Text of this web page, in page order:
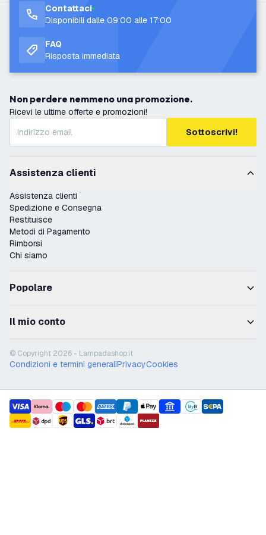
Contattaci
Disponibili dalle 09:00 alle 17:00
FAQ
Risposta immediata
Non perdere nemmeno una promozione.
Ricevi le ultime offerte e promozioni!
Sottoscrivi!
Assistenza clienti
Assistenza clienti
Spedizione e Consegna
Restituisce
Metodi di Pagamento
Rimborsi
Chi siamo
Popolare
Il mio conto
© Copyright 2026 - Lampadashop.it
Condizioni e termini generaliPrivacyCookies
payment methods
shipment methods